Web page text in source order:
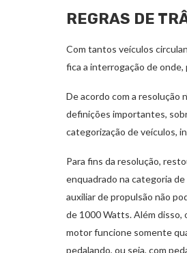
REGRAS DE
Com tantos veículos
fica a interrogação de
De acordo com a resolução
definições importantes,
categorização de veículos,
Para fins da resolução,
enquadrado na categoria
auxiliar de propulsão não
de 1000 Watts. Além disso,
motor funcione somente
pedalando, ou seja, com